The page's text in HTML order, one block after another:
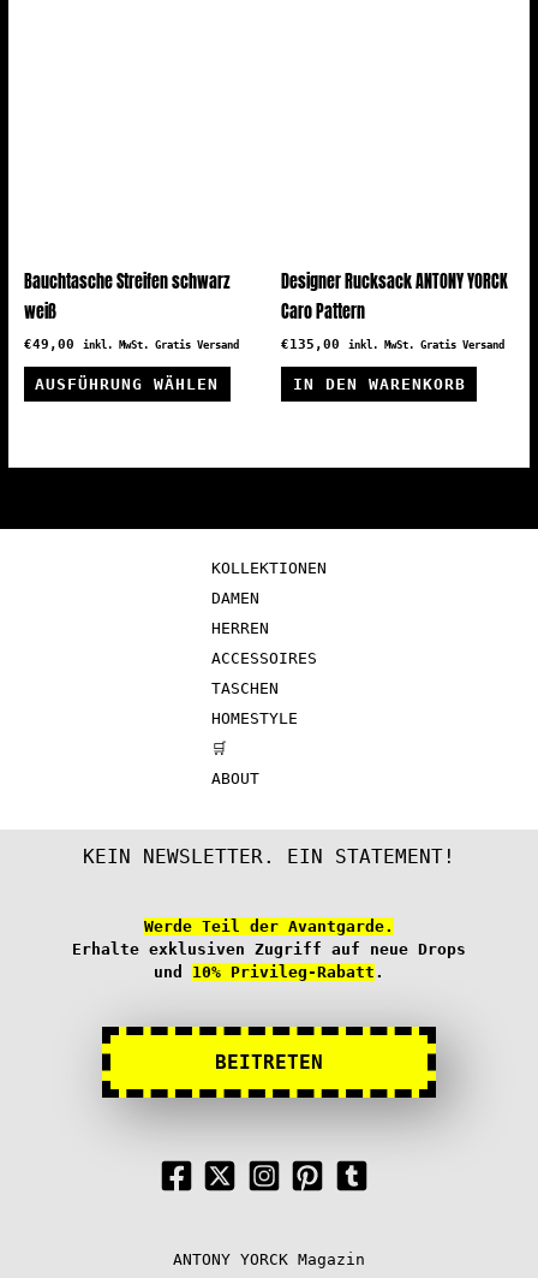
Bauchtasche Streifen schwarz
weiß
€49,00 inkl. MwSt. Gratis Versand
AUSFÜHRUNG WÄHLEN
Produkt
Designer Rucksack ANTONY YORCK
Caro Pattern
€135,00 inkl. MwSt. Gratis Versand
IN DEN WARENKORB
KOLLEKTIONEN
DAMEN
HERREN
ACCESSOIRES
TASCHEN
HOMESTYLE
🛒
ABOUT
KEIN NEWSLETTER. EIN STATEMENT!
Werde Teil der Avantgarde.
Erhalte exklusiven Zugriff auf neue Drops
und 10% Privileg-Rabatt .
BEITRETEN
ANTONY YORCK Magazin